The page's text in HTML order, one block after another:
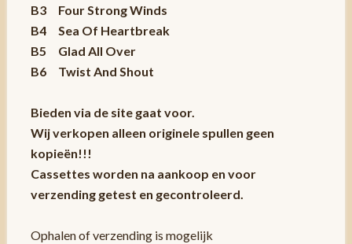
B3 Four Strong Winds
B4 Sea Of Heartbreak
B5 Glad All Over
B6 Twist And Shout
Bieden via de site gaat voor.
Wij verkopen alleen originele spullen geen
kopieën!!!
Cassettes worden na aankoop en voor
verzending getest en gecontroleerd.
Ophalen of verzending is mogelijk